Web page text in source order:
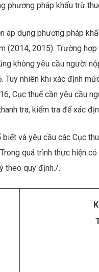
phương pháp khấu trừ
dụng phương pháp
(2014, 2015). Trường
không yêu cầu người
nhiên khi xác định
Cục thuế cần yêu cầu
tra, kiểm tra để xác
và yêu cầu các Cục
quá trình thực hiện
theo quy định./.